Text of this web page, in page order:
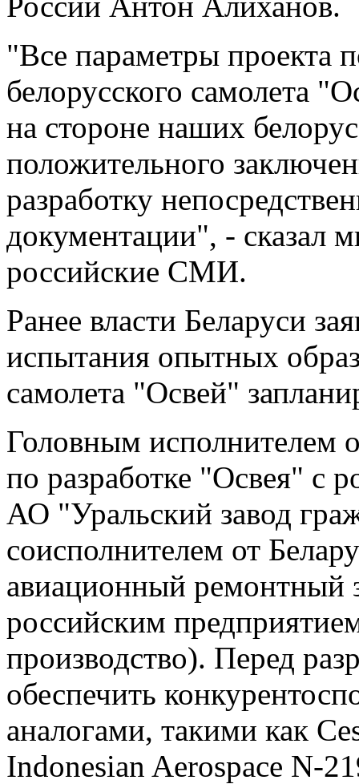
"Все параметры проекта
белорусского самолета
на стороне наших
положительного
разработку
документации", - сказал
российские СМИ.
Ранее власти Беларуси
испытания опытных
самолета "Освей"
Головным исполнителем
по разработке "Освея" с
АО "Уральский завод
соисполнителем от
авиационный ремонтный
российским
производство). Перед
обеспечить
аналогами, такими как
Indonesian Aerospace N-